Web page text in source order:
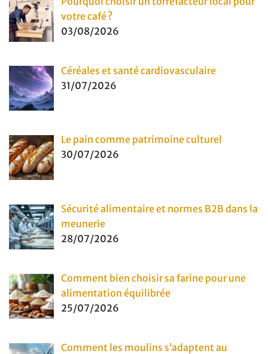
votre café ?
03/08/2026
Céréales et santé cardiovasculaire
31/07/2026
Le pain comme patrimoine culturel
30/07/2026
Sécurité alimentaire et normes B2B dans la
meunerie
28/07/2026
Comment bien choisir sa farine pour une
alimentation équilibrée
25/07/2026
Comment les moulins s’adaptent au